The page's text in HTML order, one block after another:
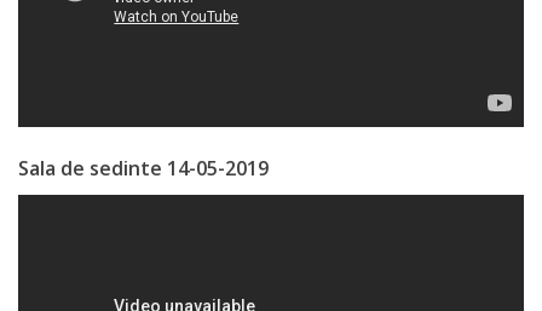
Relații
Operator
CISC
Sala de sedinte 14-05-2019